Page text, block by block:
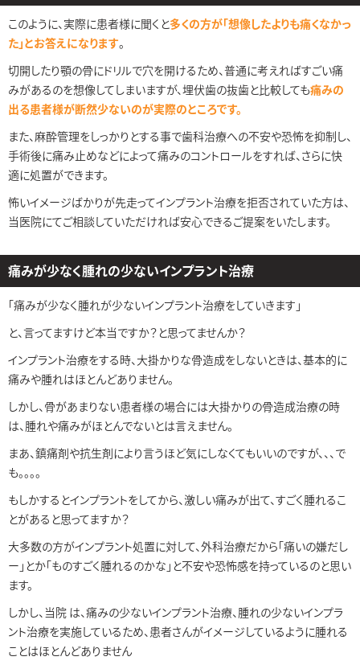
このように、実際に患者様に聞くと多くの方が「想像したよりも痛くなかっ
た」とお答えになります。
切開したり顎の骨にドリルで穴を開けるため、普通に考えればすごい痛
みがあるのを想像してしまいますが、埋伏歯の抜歯と比較しても痛みの
出る患者様が断然少ないのが実際のところです。
また、麻酔管理をしっかりとする事で歯科治療への不安や恐怖を抑制し、
手術後に痛み止めなどによって痛みのコントロールをすれば、さらに快
適に処置ができます。
怖いイメージばかりが先走ってインプラント治療を拒否されていた方は、
当医院にてご相談していただければ安心できるご提案をいたします。
痛みが少なく腫れの少ないインプラント治療
「痛みが少なく腫れが少ないインプラント治療をしていきます」
と、言ってますけど本当ですか？と思ってませんか？
インプラント治療をする時、大掛かりな骨造成をしないときは、基本的に
痛みや腫れはほとんどありません。
しかし、骨があまりない患者様の場合には大掛かりの骨造成治療の時
は、腫れや痛みがほとんでないとは言えません。
まあ、鎮痛剤や抗生剤により言うほど気にしなくてもいいのですが、、、で
も。。。。
もしかするとインプラントをしてから、激しい痛みが出て、すごく腫れるこ
とがあると思ってますか？
大多数の方がインプラント処置に対して、外科治療だから「痛いの嫌だし
ー」とか「ものすごく腫れるのかな」と不安や恐怖感を持っているのと思い
ます。
しかし、当院 は、痛みの少ないインプラント治療、腫れの少ないインプラ
ント治療を実施しているため、患者さんがイメージしているように腫れる
ことはほとんどありません